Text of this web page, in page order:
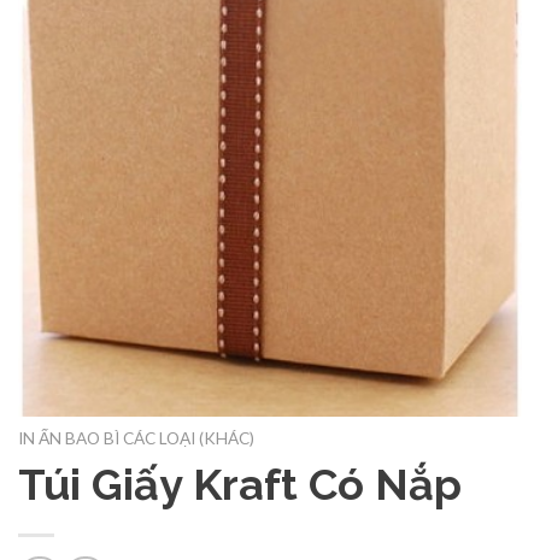
IN ẤN BAO BÌ CÁC LOẠI (KHÁC)
Túi Giấy Kraft Có Nắp